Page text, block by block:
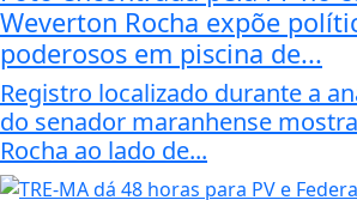
Weverton Rocha expõe
poderosos em piscina de...
Registro localizado durante a
do senador maranhense
Rocha ao lado de...